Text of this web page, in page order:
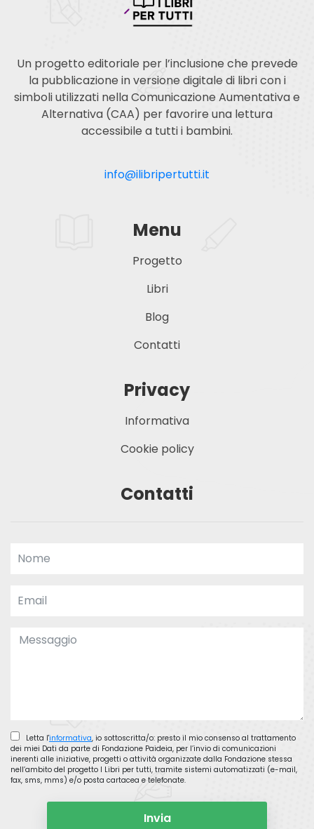
Un progetto editoriale per l’inclusione che prevede
la pubblicazione in versione digitale di libri con i
simboli utilizzati nella Comunicazione Aumentativa e
Alternativa (CAA) per favorire una lettura
accessibile a tutti i bambini.
info@ilibripertutti.it
Menu
Progetto
Libri
Blog
Contatti
Privacy
Informativa
Cookie policy
Contatti
Letta l'informativa, io sottoscritta/o: presto il mio consenso al trattamento
dei miei Dati da parte di Fondazione Paideia, per l’invio di comunicazioni
inerenti alle iniziative, progetti o attività organizzate dalla Fondazione stessa
nell’ambito del progetto I Libri per tutti, tramite sistemi automatizzati (e-mail,
fax, sms, mms) e/o posta cartacea e telefonate.